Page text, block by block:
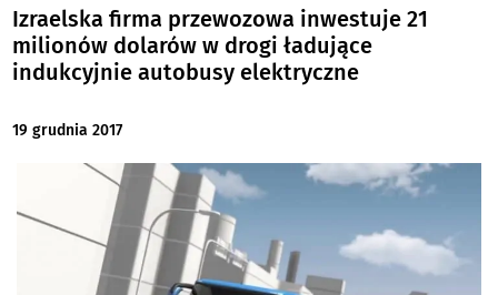
Izraelska firma przewozowa inwestuje 21
milionów dolarów w drogi ładujące
indukcyjnie autobusy elektryczne
19 grudnia 2017